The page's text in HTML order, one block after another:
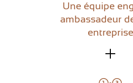
Une équipe
ambassadeur
entreprise